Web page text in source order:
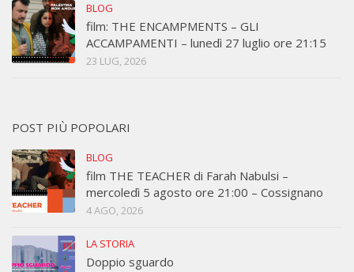
BLOG
film: THE ENCAMPMENTS – GLI
ACCAMPAMENTI – lunedì 27 luglio ore 21:15
23 LUG, 2026
POST PIÙ POPOLARI
BLOG
film THE TEACHER di Farah Nabulsi –
mercoledì 5 agosto ore 21:00 – Cossignano
4 AGO, 2026
LA STORIA
Doppio sguardo